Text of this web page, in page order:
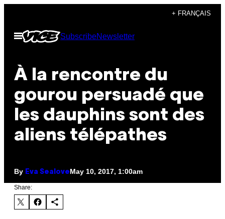
content
+ FRANÇAIS
Open
Menu
SubscribeNewsletter
À la rencontre du
gourou persuadé que
les dauphins sont des
aliens télépathes
By Eva SealoveMay 10, 2017, 1:00am
Share: